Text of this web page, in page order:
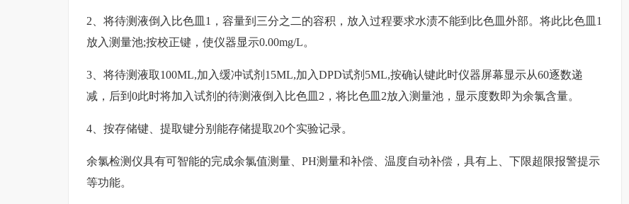
2、将待测液倒入比色皿1，容量到三分之二的容积，放入过程要求水渍不能到比色皿外部。将此比色皿1
放入测量池;按校正键，使仪器显示0.00mg/L。
3、将待测液取100ML,加入缓冲试剂15ML,加入DPD试剂5ML,按确认键此时仪器屏幕显示从60逐数递
减，后到0此时将加入试剂的待测液倒入比色皿2，将比色皿2放入测量池，显示度数即为余氯含量。
4、按存储键、提取键分别能存储提取20个实验记录。
余氯检测仪具有可智能的完成余氯值测量、PH测量和补偿、温度自动补偿，具有上、下限超限报警提示
等功能。